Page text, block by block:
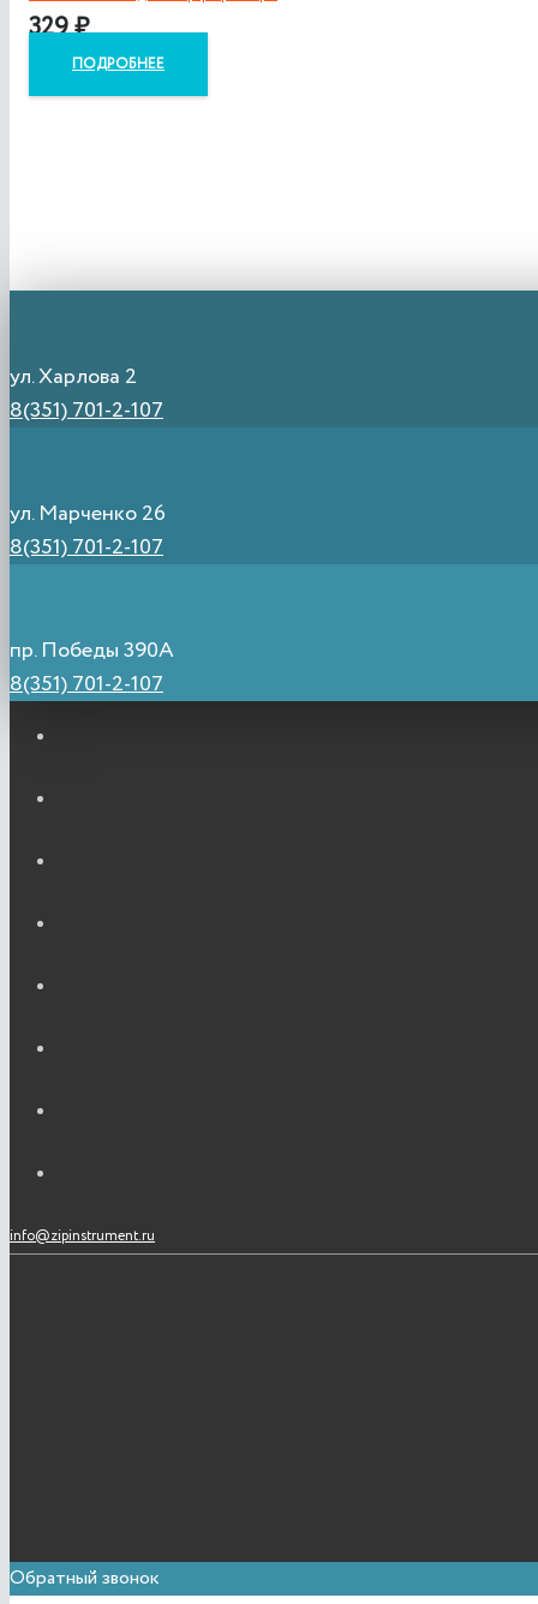
329₽
ПОДРОБНЕЕ
ул. Харлова 2
8(351) 701-2-107
ул. Марченко 26
8(351) 701-2-107
пр. Победы 390А
8(351) 701-2-107
info@zipinstrument.ru
Обратный звонок